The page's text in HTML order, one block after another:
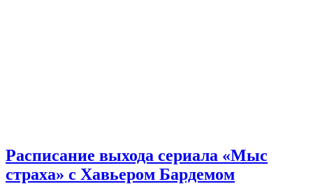
Расписание выхода сериала «Мыс
страха» с Хавьером Бардемом